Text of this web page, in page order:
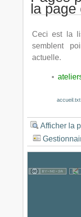
la page
Ceci est la
semblent
actuelle.
accueil.txt
Afficher la